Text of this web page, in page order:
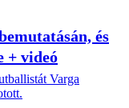
és
+ videó
Varga